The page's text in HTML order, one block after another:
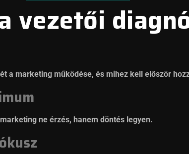
vezetői
a marketing működése, és mihez kell először
ne érzés, hanem döntés legyen.